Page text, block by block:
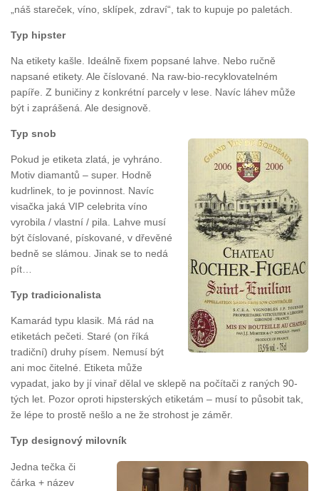
„náš stareček, víno, sklípek, zdraví“, tak to kupuje po paletách.
Typ hipster
Na etikety kašle. Ideálně fixem popsané lahve. Nebo ručně
napsané etikety. Ale číslované. Na raw-bio-recyklovatelném
papíře. Z buničiny z konkrétní parcely v lese. Navíc láhev může
být i zaprášená. Ale designově.
Typ snob
Pokud je etiketa zlatá, je vyhráno.
Motiv diamantů – super. Hodně
kudrlinek, to je povinnost. Navíc
visačka jaká VIP celebrita víno
vyrobila / vlastní / pila. Lahve musí
být číslované, pískované, v dřevěné
bedně se slámou. Jinak se to nedá
pít…
Typ tradicionalista
Kamarád typu klasik. Má rád na
etiketách pečeti. Staré (on říká
tradiční) druhy písem. Nemusí být
ani moc čitelné. Etiketa může
vypadat, jako by jí vinař dělal ve sklepě na počítači z raných 90-
tých let. Pozor oproti hipsterských etiketám – musí to působit tak,
že lépe to prostě nešlo a ne že strohost je záměr.
Typ designový milovník
Jedna tečka či
čárka + název